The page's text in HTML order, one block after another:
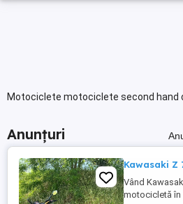
Motociclete motociclete second hand
Anunțuri
Kawasaki Z
Vând
motocicletă în